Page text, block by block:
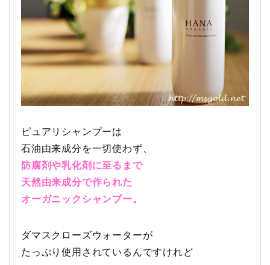
ピュアリシャンプーは
石油由来成分を一切使わず、
防腐剤や乳化剤に至るまで
天然由来成分で作られた
オーガニックシャンプー。
ダマスクローズウォーターが
たっぷり使用されているんですけれど